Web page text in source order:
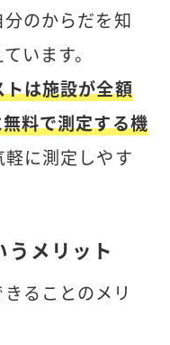
のからだを知
います。
トは施設が全額
料で測定する機
に測定しやす
メリット
ることのメリ